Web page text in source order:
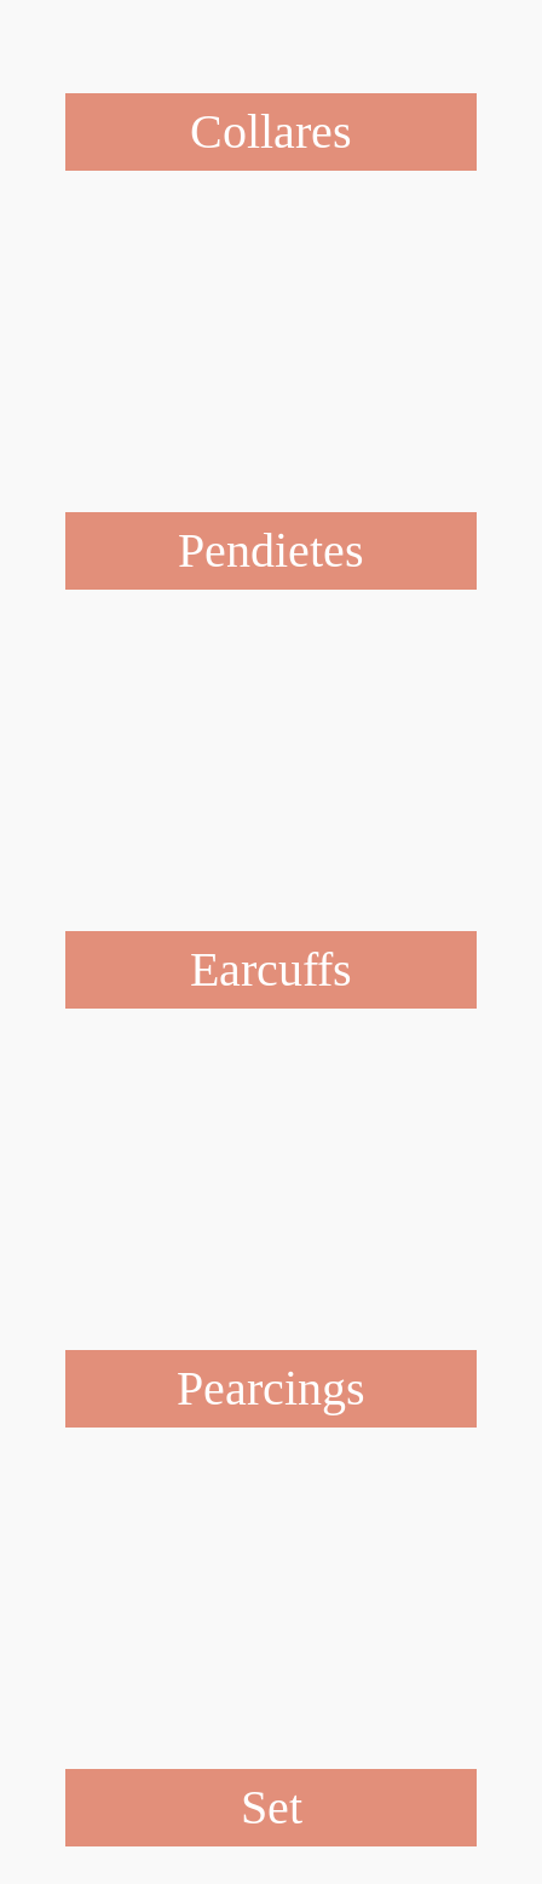
Collares
Pendietes
Earcuffs
Pearcings
Set